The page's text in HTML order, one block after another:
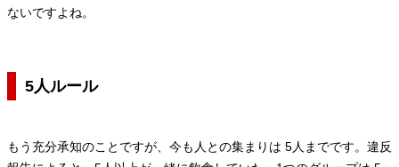
ないですよね。
5人ルール
もう充分承知のことですが、今も人との集まりは 5人までです。違反